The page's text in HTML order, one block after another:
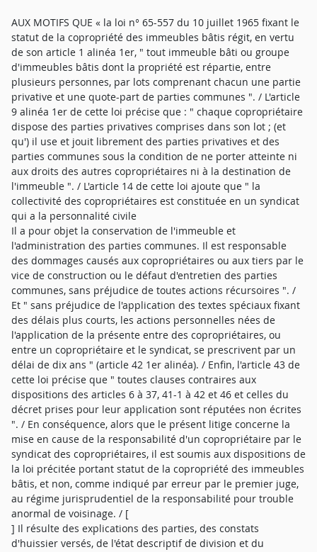
AUX MOTIFS QUE « la loi n° 65-557 du 10 juillet 1965 fixant le
statut de la copropriété des immeubles bâtis régit, en vertu
de son article 1 alinéa 1er, " tout immeuble bâti ou groupe
d'immeubles bâtis dont la propriété est répartie, entre
plusieurs personnes, par lots comprenant chacun une partie
privative et une quote-part de parties communes ". / L'article
9 alinéa 1er de cette loi précise que : " chaque copropriétaire
dispose des parties privatives comprises dans son lot ; (et
qu') il use et jouit librement des parties privatives et des
parties communes sous la condition de ne porter atteinte ni
aux droits des autres copropriétaires ni à la destination de
l'immeuble ". / L'article 14 de cette loi ajoute que " la
collectivité des copropriétaires est constituée en un syndicat
qui a la personnalité civile
Il a pour objet la conservation de l'immeuble et
l'administration des parties communes. Il est responsable
des dommages causés aux copropriétaires ou aux tiers par le
vice de construction ou le défaut d'entretien des parties
communes, sans préjudice de toutes actions récursoires ". /
Et " sans préjudice de l'application des textes spéciaux fixant
des délais plus courts, les actions personnelles nées de
l'application de la présente entre des copropriétaires, ou
entre un copropriétaire et le syndicat, se prescrivent par un
délai de dix ans " (article 42 1er alinéa). / Enfin, l'article 43 de
cette loi précise que " toutes clauses contraires aux
dispositions des articles 6 à 37, 41-1 à 42 et 46 et celles du
décret prises pour leur application sont réputées non écrites
". / En conséquence, alors que le présent litige concerne la
mise en cause de la responsabilité d'un copropriétaire par le
syndicat des copropriétaires, il est soumis aux dispositions de
la loi précitée portant statut de la copropriété des immeubles
bâtis, et non, comme indiqué par erreur par le premier juge,
au régime jurisprudentiel de la responsabilité pour trouble
anormal de voisinage. / [
] Il résulte des explications des parties, des constats
d'huissier versés, de l'état descriptif de division et du